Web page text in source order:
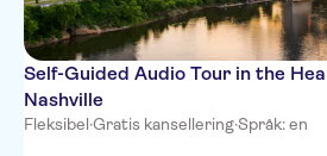
Self-Guided Audio Tour in the
Nashville
Fleksibel·Gratis kansellering·Språk: en